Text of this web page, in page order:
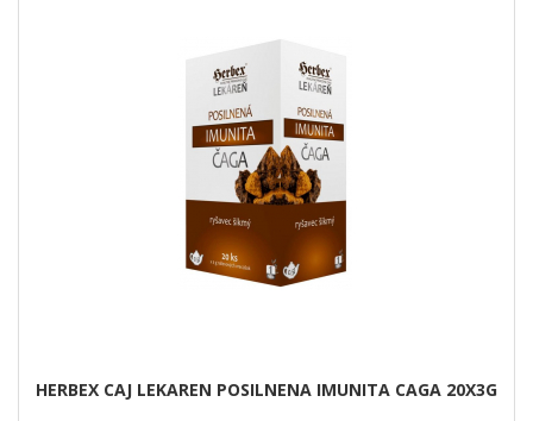
HERBEX CAJ LEKAREN POSILNENA IMUNITA CAGA 20X3G